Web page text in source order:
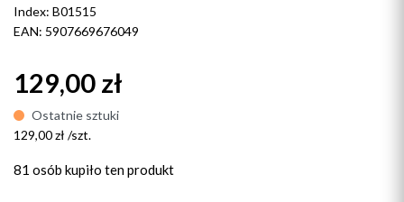
Index: B01515
EAN: 5907669676049
129,00 zł
Ostatnie sztuki
129,00 zł /szt.
81 osób kupiło ten produkt